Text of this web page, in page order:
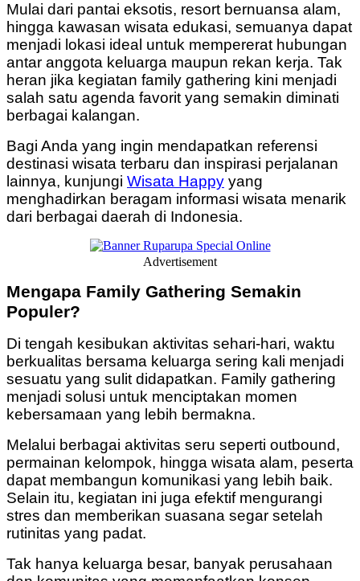
Mulai dari pantai eksotis, resort bernuansa alam,
hingga kawasan wisata edukasi, semuanya dapat
menjadi lokasi ideal untuk mempererat hubungan
antar anggota keluarga maupun rekan kerja. Tak
heran jika kegiatan family gathering kini menjadi
salah satu agenda favorit yang semakin diminati
berbagai kalangan.
Bagi Anda yang ingin mendapatkan referensi
destinasi wisata terbaru dan inspirasi perjalanan
lainnya, kunjungi Wisata Happy yang
menghadirkan beragam informasi wisata menarik
dari berbagai daerah di Indonesia.
Advertisement
Mengapa Family Gathering Semakin
Populer?
Di tengah kesibukan aktivitas sehari-hari, waktu
berkualitas bersama keluarga sering kali menjadi
sesuatu yang sulit didapatkan. Family gathering
menjadi solusi untuk menciptakan momen
kebersamaan yang lebih bermakna.
Melalui berbagai aktivitas seru seperti outbound,
permainan kelompok, hingga wisata alam, peserta
dapat membangun komunikasi yang lebih baik.
Selain itu, kegiatan ini juga efektif mengurangi
stres dan memberikan suasana segar setelah
rutinitas yang padat.
Tak hanya keluarga besar, banyak perusahaan